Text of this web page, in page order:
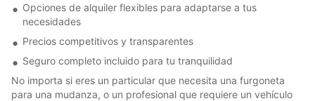
Opciones de alquiler flexibles para adaptarse a tus
necesidades
Precios competitivos y transparentes
Seguro completo incluido para tu tranquilidad
No importa si eres un particular que necesita una furgoneta
para una mudanza, o un profesional que requiere un vehículo